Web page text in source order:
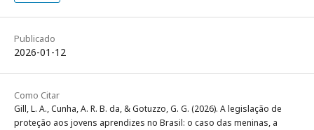
Publicado
2026-01-12
Como Citar
Gill, L. A., Cunha, A. R. B. da, & Gotuzzo, G. G. (2026). A legislação de
proteção aos jovens aprendizes no Brasil: o caso das meninas, a